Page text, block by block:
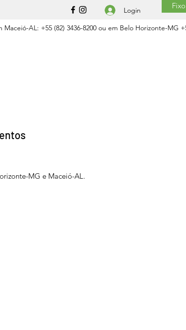
Login
AL: +55 (82) 3436-8200 ou em Belo Horizonte-MG
MG e Maceió-AL.